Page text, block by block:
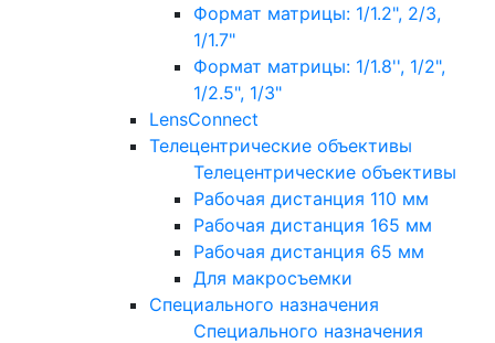
Формат матрицы: 1/1.2", 2/3,
1/1.7"
Формат матрицы: 1/1.8'', 1/2",
1/2.5", 1/3"
LensConnect
Телецентрические объективы
Телецентрические объективы
Рабочая дистанция 110 мм
Рабочая дистанция 165 мм
Рабочая дистанция 65 мм
Для макросъемки
Специального назначения
Специального назначения